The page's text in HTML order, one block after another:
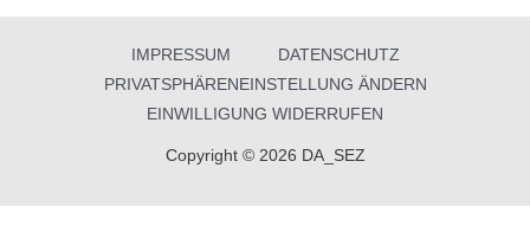
IMPRESSUM
DATENSCHUTZ
PRIVATSPHÄRENEINSTELLUNG ÄNDERN
EINWILLIGUNG WIDERRUFEN
Copyright © 2026 DA_SEZ